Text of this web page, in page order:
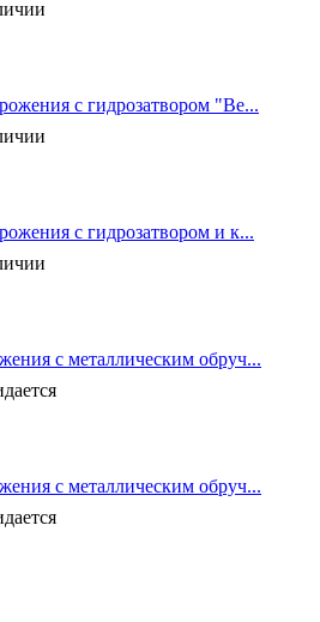
с гидрозатвором "Be...
с гидрозатвором и к...
с металлическим обруч...
с металлическим обруч...